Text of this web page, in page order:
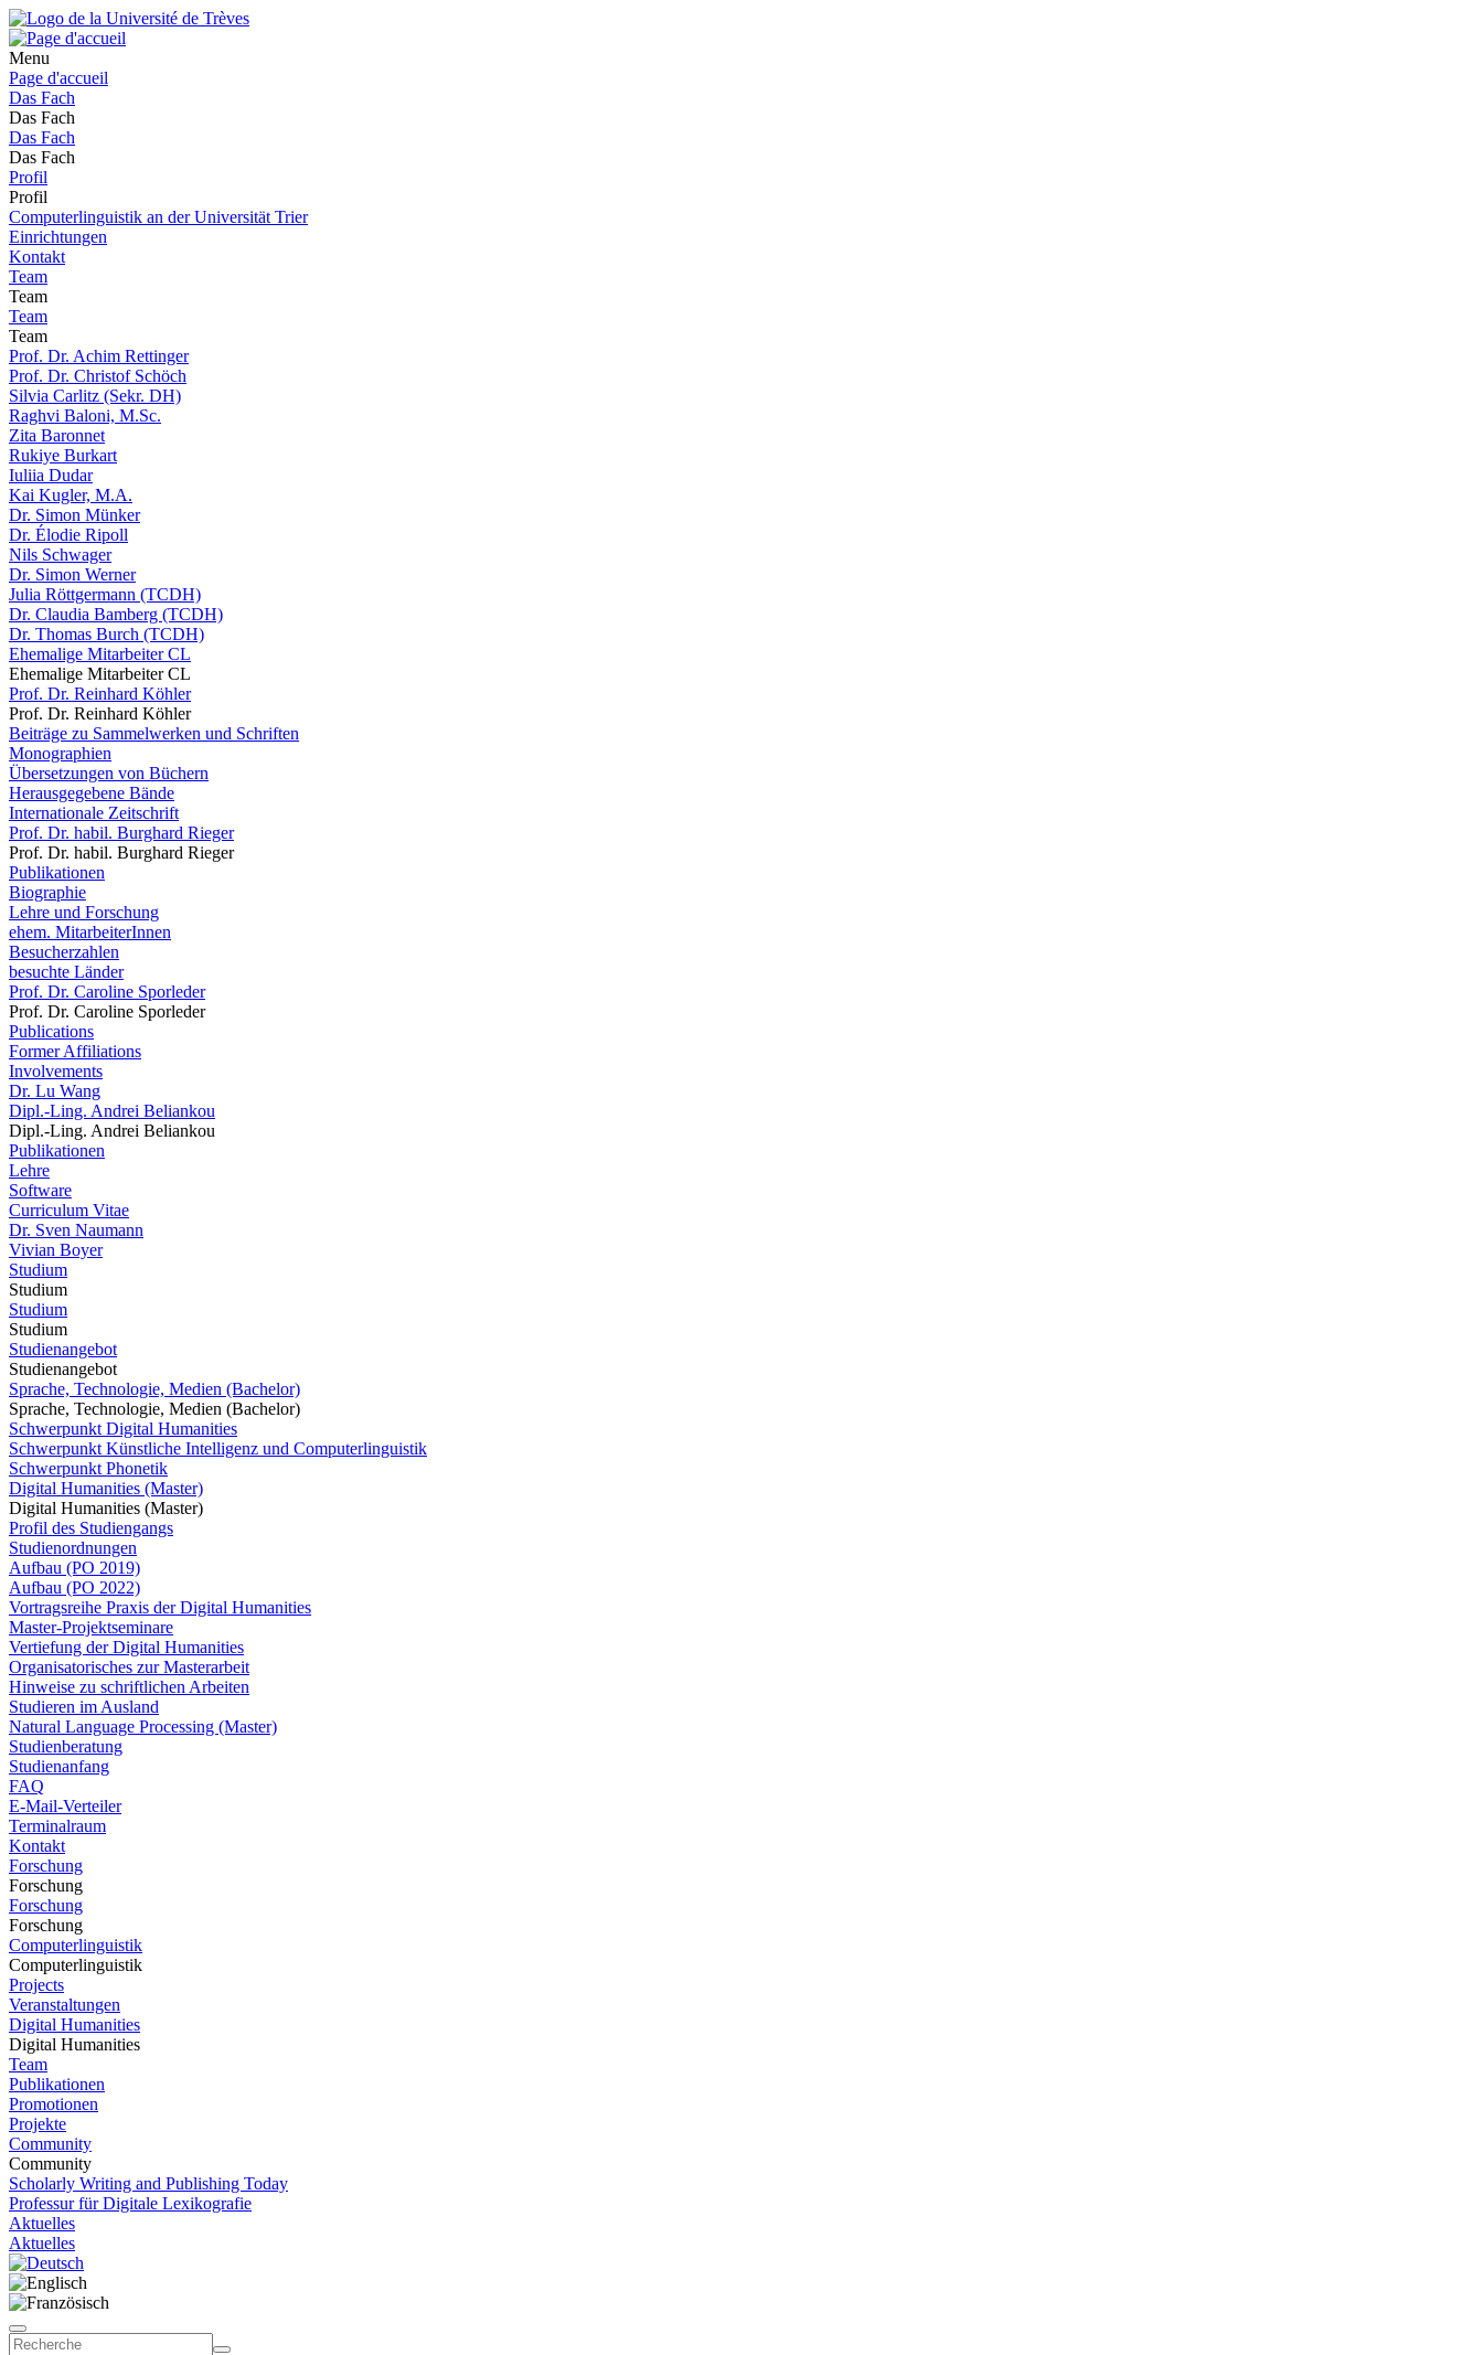
Menu
Page d'accueil
Das Fach
Das Fach
Das Fach
Das Fach
Profil
Profil
Computerlinguistik an der Universität Trier
Einrichtungen
Kontakt
Team
Team
Team
Team
Prof. Dr. Achim Rettinger
Prof. Dr. Christof Schöch
Silvia Carlitz (Sekr. DH)
Raghvi Baloni, M.Sc.
Zita Baronnet
Rukiye Burkart
Iuliia Dudar
Kai Kugler, M.A.
Dr. Simon Münker
Dr. Élodie Ripoll
Nils Schwager
Dr. Simon Werner
Julia Röttgermann (TCDH)
Dr. Claudia Bamberg (TCDH)
Dr. Thomas Burch (TCDH)
Ehemalige Mitarbeiter CL
Ehemalige Mitarbeiter CL
Prof. Dr. Reinhard Köhler
Prof. Dr. Reinhard Köhler
Beiträge zu Sammelwerken und Schriften
Monographien
Übersetzungen von Büchern
Herausgegebene Bände
Internationale Zeitschrift
Prof. Dr. habil. Burghard Rieger
Prof. Dr. habil. Burghard Rieger
Publikationen
Biographie
Lehre und Forschung
ehem. MitarbeiterInnen
Besucherzahlen
besuchte Länder
Prof. Dr. Caroline Sporleder
Prof. Dr. Caroline Sporleder
Publications
Former Affiliations
Involvements
Dr. Lu Wang
Dipl.-Ling. Andrei Beliankou
Dipl.-Ling. Andrei Beliankou
Publikationen
Lehre
Software
Curriculum Vitae
Dr. Sven Naumann
Vivian Boyer
Studium
Studium
Studium
Studium
Studienangebot
Studienangebot
Sprache, Technologie, Medien (Bachelor)
Sprache, Technologie, Medien (Bachelor)
Schwerpunkt Digital Humanities
Schwerpunkt Künstliche Intelligenz und Computerlinguistik
Schwerpunkt Phonetik
Digital Humanities (Master)
Digital Humanities (Master)
Profil des Studiengangs
Studienordnungen
Aufbau (PO 2019)
Aufbau (PO 2022)
Vortragsreihe Praxis der Digital Humanities
Master-Projektseminare
Vertiefung der Digital Humanities
Organisatorisches zur Masterarbeit
Hinweise zu schriftlichen Arbeiten
Studieren im Ausland
Natural Language Processing (Master)
Studienberatung
Studienanfang
FAQ
E-Mail-Verteiler
Terminalraum
Kontakt
Forschung
Forschung
Forschung
Forschung
Computerlinguistik
Computerlinguistik
Projects
Veranstaltungen
Digital Humanities
Digital Humanities
Team
Publikationen
Promotionen
Projekte
Community
Community
Scholarly Writing and Publishing Today
Professur für Digitale Lexikografie
Aktuelles
Aktuelles